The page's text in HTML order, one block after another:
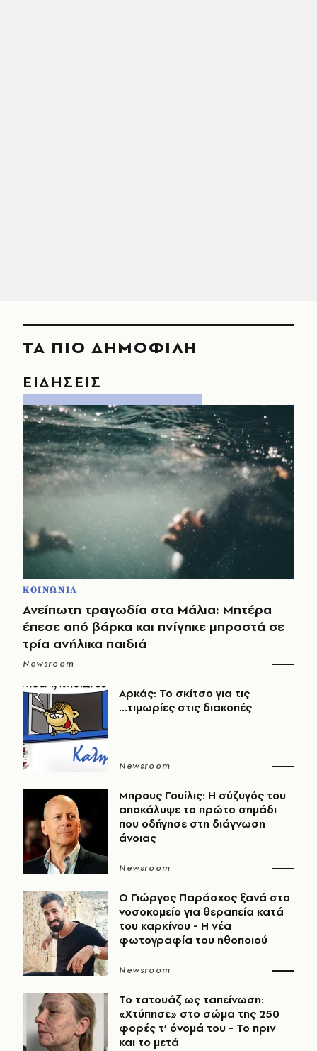
ΤΑ ΠΙΟ ΔΗΜΟΦΙΛΗ
ΕΙΔΗΣΕΙΣ
ΚΟΙΝΩΝΙΑ
Ανείπωτη τραγωδία στα Μάλια: Μητέρα
έπεσε από βάρκα και πνίγηκε μπροστά σε
τρία ανήλικα παιδιά
Newsroom
Αρκάς: Το σκίτσο για τις
...τιμωρίες στις διακοπές
Newsroom
Μπρους Γουίλις: Η σύζυγός του
αποκάλυψε το πρώτο σημάδι
που οδήγησε στη διάγνωση
άνοιας
Newsroom
O Γιώργος Παράσχος ξανά στο
νοσοκομείο για θεραπεία κατά
του καρκίνου - Η νέα
φωτογραφία του ηθοποιού
Newsroom
Το τατουάζ ως ταπείνωση:
«Χτύπησε» στο σώμα της 250
φορές τ’ όνομά του - Το πριν
και το μετά